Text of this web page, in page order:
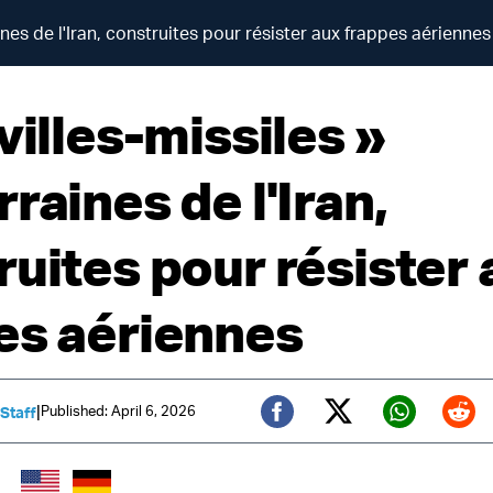
de l'Iran, construites pour résister aux frappes aériennes
missiles »
de l'Iran,
pour résister
aériennes
|Published: April 6, 2026
Facebook
Twitter (X)